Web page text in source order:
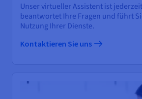
Unser virtueller Assistent ist
beantwortet Ihre Fragen und führt
Nutzung Ihrer Dienste.
Kontaktieren Sie uns